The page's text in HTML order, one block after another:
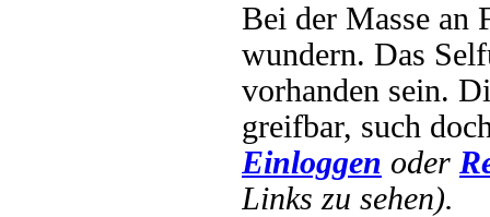
Bei der Masse an
wundern. Das
vorhanden sein.
greifbar, such
Einloggen oder
Links zu sehen).